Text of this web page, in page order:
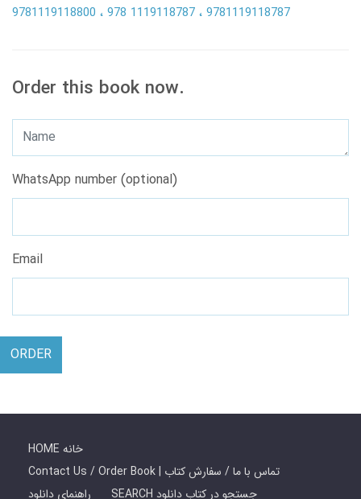
9781119118800
978 1119118787 9781119118787
Order this book now.
WhatsApp number (optional)
Email
ORDER
HOME خانه
Contact Us / Order Book | تماس با ما / سفارش کتاب
راهنمای دانلود
SEARCH جستجو در کتاب دانلود